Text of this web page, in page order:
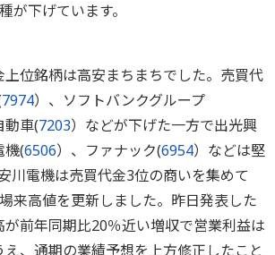
が下げています。
位銘柄は高安まちまちでした。売買代
7974）、ソフトバンクグループ
動車(7203）などが下げた一方で出光興
機(6506）、ファナック(6954）などは堅
川電機は売買代金3位の商いを集めて
来高値を更新しました。昨日発表した
前年同期比20％近い増収で営業利益は
、通期の業績予想を上方修正したこと